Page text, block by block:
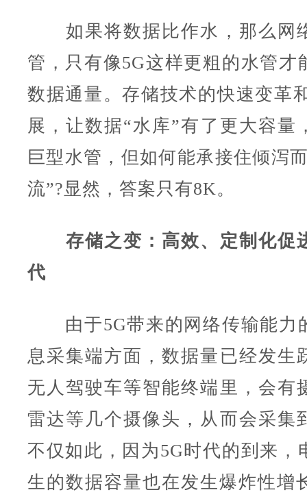
如果将数据比作水，那么网
管，只有像5G这样更粗的水管才
数据通量。存储技术的快速变革
展，让数据“水库”有了更大容量
巨型水管，但如何能承接住倾泻
流”?显然，答案只有8K。
存储之变：高效、定制化促
代
由于5G带来的网络传输能力
息采集端方面，数据量已经发生
无人驾驶车等智能终端里，会有
雷达等几个摄像头，从而会采集
不仅如此，因为5G时代的到来，
生的数据容量也在发生爆炸性增